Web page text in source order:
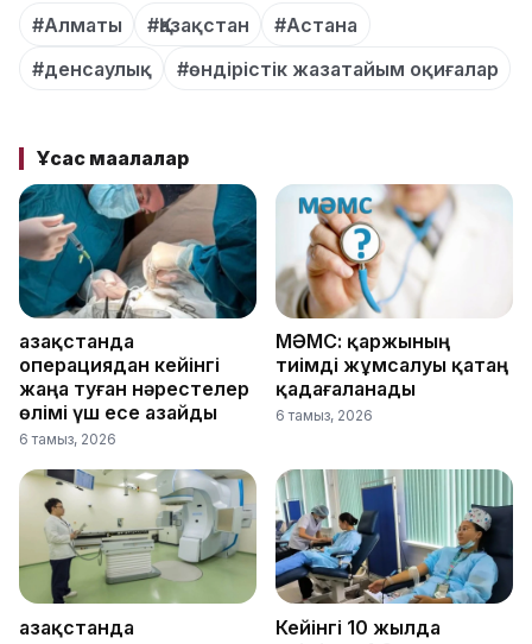
#Алматы #Қазақстан
#Астана
#денсаулық
#өндірістік жазатайым оқиғалар
Ұқсас мақалалар
Қазақстанда
операциядан кейінгі
жаңа туған нәрестелер
өлімі үш есе азайды
6 тамыз, 2026
МӘМС: қаржының
тиімді жұмсалуы қатаң
қадағаланады
6 тамыз, 2026
Қазақстанда
Кейінгі 10 жылда